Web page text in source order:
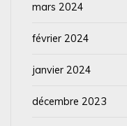
mars 2024
février 2024
janvier 2024
décembre 2023